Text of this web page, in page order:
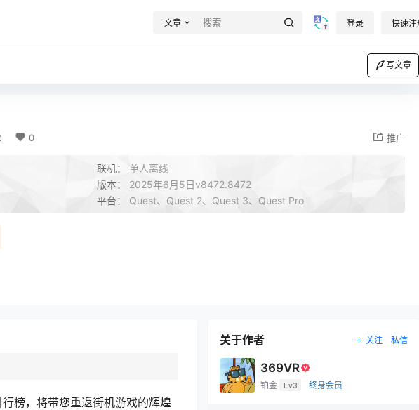
文章 登录 快速注
写文章
0 推广
联机： 单人离线
版本： 2025年6月5日v8472.8472
平台： Quest、Quest 2、Quest 3、Quest Pro
榜，将带您重返街机游戏的辉煌
关于作者 关注 私信
369VR
铂金 Lv3 终身会员